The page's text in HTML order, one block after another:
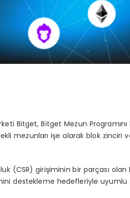
Bitget, Bitget Mezun Programını
mezunları işe alarak blok zinciri
(CSR) girişiminin bir parçası
destekleme hedefleriyle uyumlu